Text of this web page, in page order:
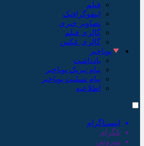
فیلم
اینفوگرافیک
تصاویر خبری
گالری فیلم
گالری عکس
پویاخبر
یادداشت
پیام تبریک پویاخبر
پیام تسلیت پویاخبر
اطلاعیه
اینستاگرام
تلگرام
سروش